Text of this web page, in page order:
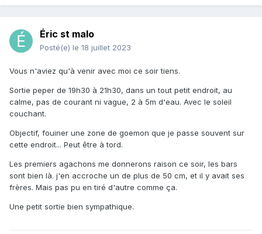
Éric st malo
Posté(e) le 18 juillet 2023
Vous n'aviez qu'à venir avec moi ce soir tiens.
Sortie peper de 19h30 à 21h30, dans un tout petit endroit, au
calme, pas de courant ni vague, 2 à 5m d'eau. Avec le soleil
couchant.
Objectif, fouiner une zone de goemon que je passe souvent sur
cette endroit... Peut être à tord.
Les premiers agachons me donnerons raison ce soir, les bars
sont bien là. j'en accroche un de plus de 50 cm, et il y avait ses
frères. Mais pas pu en tiré d'autre comme ça.
Une petit sortie bien sympathique.